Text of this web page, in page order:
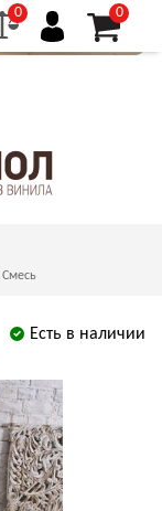
0 0
Смесь
Есть в наличии